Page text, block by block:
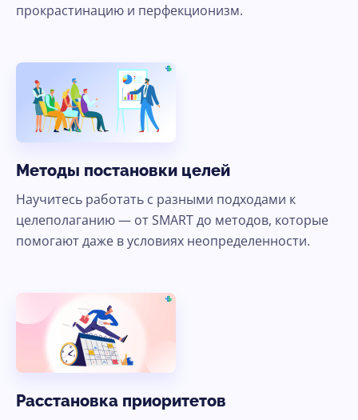
прокрастинацию и перфекционизм.
Методы постановки целей
Научитесь работать с разными подходами к
целеполаганию — от SMART до методов, которые
помогают даже в условиях неопределенности.
Расстановка приоритетов